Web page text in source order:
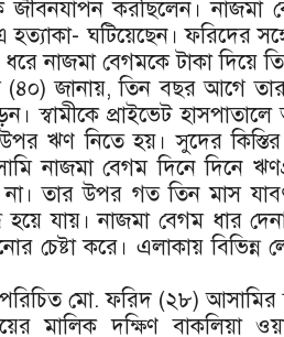
জীবনযাপন করছিলেন। নাজমা
হত্যাকা- ঘটিয়েছেন। ফরিদের
নাজমা বেগমকে টাকা দিয়ে
(৪০) জানায়, তিন বছর আগে
স্বামীকে প্রাইভেট
ঋণ নিতে হয়। সুদের
নাজমা বেগম দিনে দিনে
না। তার উপর গত তিন মাস
হয়ে যায়। নাজমা বেগম ধার
চেষ্টা করে। এলাকায়
মো. ফরিদ (২৮) আসামির
মালিক দক্ষিণ বাকলিয়া